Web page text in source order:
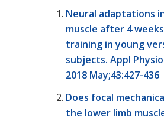
Neural adaptations
muscle after 4
training in young
subjects. Appl
2018 May;43:427-436
Does focal
the lower limb